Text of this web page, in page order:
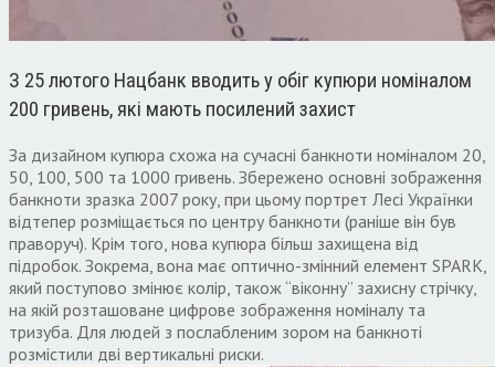
З 25 лютого Нацбанк вводить у обіг купюри номіналом
200 гривень, які мають посилений захист
За дизайном купюра схожа на сучасні банкноти номіналом 20,
50, 100, 500 та 1000 гривень. Збережено основні зображення
банкноти зразка 2007 року, при цьому портрет Лесі Українки
відтепер розміщається по центру банкноти (раніше він був
праворуч). Крім того, нова купюра більш захищена від
підробок. Зокрема, вона має оптично-змінний елемент SPARK,
який поступово змінює колір, також “віконну” захисну стрічку,
на якій розташоване цифрове зображення номіналу та
тризуба. Для людей з послабленим зором на банкноті
розмістили дві вертикальні риски.